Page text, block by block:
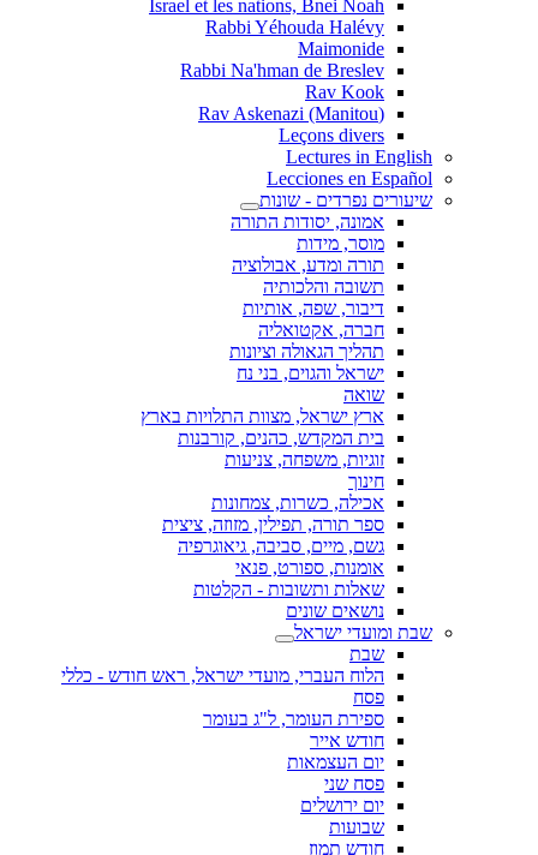
Israel et les nations, Bnei Noah
Rabbi Yéhouda Halévy
Maimonide
Rabbi Na'hman de Breslev
Rav Kook
(Rav Askenazi (Manitou
Leçons divers
Lectures in English
Lecciones en Español
שיעורים נפרדים - שונות
אמונה, יסודות התורה
מוסר, מידות
תורה ומדע, אבולוציה
תשובה והלכותיה
דיבור, שפה, אותיות
חברה, אקטואליה
תהליך הגאולה וציונות
ישראל והגוים, בני נח
שואה
ארץ ישראל, מצוות התלויות בארץ
בית המקדש, כהנים, קורבנות
זוגיות, משפחה, צניעות
חינוך
אכילה, כשרות, צמחונות
ספר תורה, תפילין, מזוזה, ציצית
גשם, מיים, סביבה, גיאוגרפיה
אומנות, ספורט, פנאי
שאלות ותשובות - הקלטות
נושאים שונים
שבת ומועדי ישראל
שבת
הלוח העברי, מועדי ישראל, ראש חודש - כללי
פסח
ספירת העומר, ל"ג בעומר
חודש אייר
יום העצמאות
פסח שני
יום ירושלים
שבועות
חודש תמוז